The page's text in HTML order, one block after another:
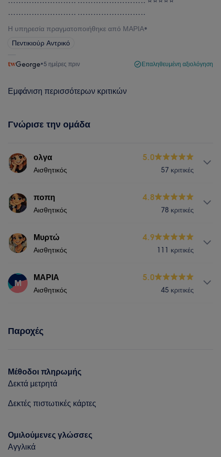
…………………….. ……………………..
Η υπηρεσία πραγματοποιήθηκε από ΜΑΡΙΑ•
Πεντικιούρ Αντρικό
George•5 ημέρες πριν Επαληθευμένη αξιολόγηση
Εμφάνιση περισσότερων κριτικών
Γνώρισε την ομάδα
ολγα
Αισθητικός
5.0
57 κριτικές
Υπηρεσίες
ποπη
Αισθητικός
4.8
78 κριτικές
Υπηρεσίες
Μυρτώ
Αισθητικός
4.9
111 κριτικές
Υπηρεσίες
Τι λένε οι πελάτες μας για Μυρτώ
Μ ΜΑΡΙΑ
Αισθητικός
5.0
45 κριτικές
Νύχια
Παροχές
Μέθοδοι πληρωμής
Δεκτά μετρητά
Δεκτές πιστωτικές κάρτες
Ομιλούμενες γλώσσες
Αγγλικά